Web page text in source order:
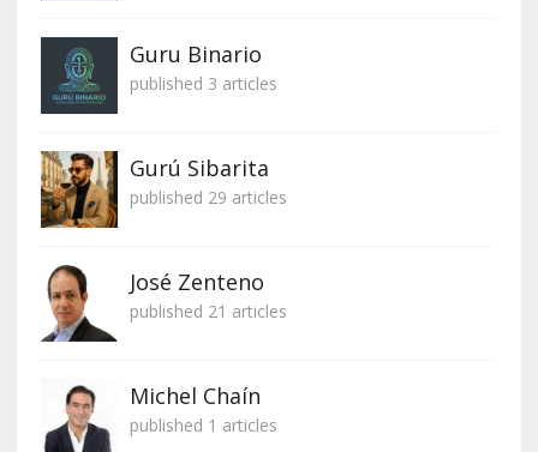
Guru Binario
published 3 articles
Gurú Sibarita
published 29 articles
José Zenteno
published 21 articles
Michel Chaín
published 1 articles